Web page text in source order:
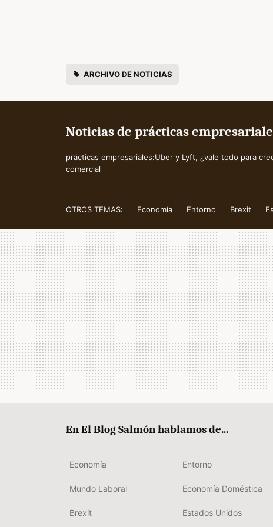
ARCHIVO DE NOTICIAS
Noticias de prácticas
prácticas empresariales:Uber y Lyft, ¿vale todo para
comercial
OTROS TEMAS: Economía Entorno Brexit
En El Blog Salmón hablamos de...
Economía Entorno
Mundo Laboral Economía Doméstica
Brexit Estados Unidos